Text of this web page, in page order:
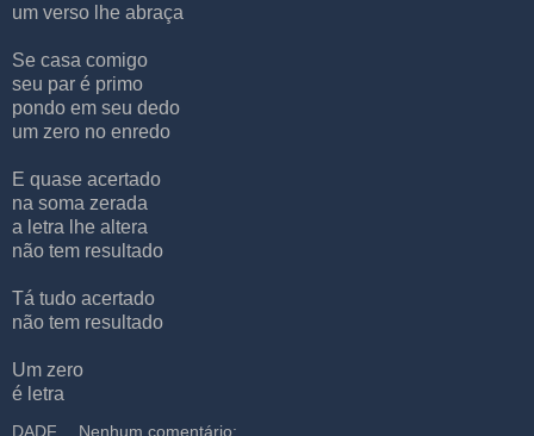
um verso lhe abraça
Se casa comigo
seu par é primo
pondo em seu dedo
um zero no enredo
E quase acertado
na soma zerada
a letra lhe altera
não tem resultado
Tá tudo acertado
não tem resultado
Um zero
é letra
DADF Nenhum comentário: